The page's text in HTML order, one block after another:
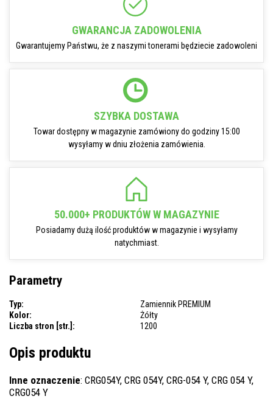
GWARANCJA ZADOWOLENIA
Gwarantujemy Państwu, że z naszymi tonerami będziecie zadowoleni
SZYBKA DOSTAWA
Towar dostępny w magazynie zamówiony do godziny 15:00
wysyłamy w dniu złożenia zamówienia.
50.000+ PRODUKTÓW W MAGAZYNIE
Posiadamy dużą ilość produktów w magazynie i wysyłamy
natychmiast.
Parametry
Typ:
Zamiennik PREMIUM
Kolor:
Żółty
Liczba stron [str.]:
1200
Opis produktu
Inne oznaczenie: CRG054Y, CRG 054Y, CRG-054 Y, CRG 054 Y,
CRG054 Y